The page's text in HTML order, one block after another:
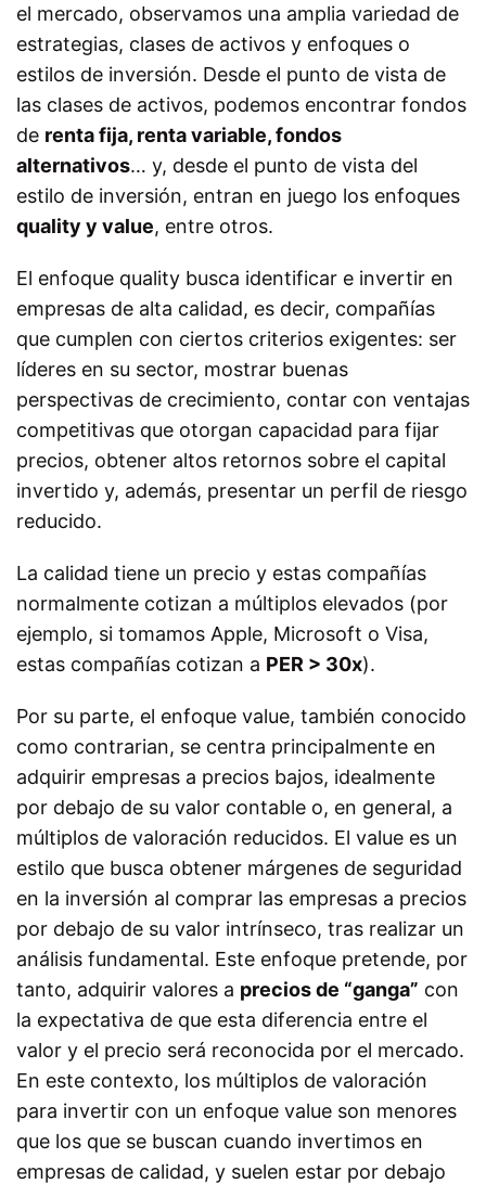
el mercado, observamos una amplia variedad de
estrategias, clases de activos y enfoques o
estilos de inversión. Desde el punto de vista de
las clases de activos, podemos encontrar fondos
de renta fija, renta variable, fondos
alternativos… y, desde el punto de vista del
estilo de inversión, entran en juego los enfoques
quality y value, entre otros.
El enfoque quality busca identificar e invertir en
empresas de alta calidad, es decir, compañías
que cumplen con ciertos criterios exigentes: ser
líderes en su sector, mostrar buenas
perspectivas de crecimiento, contar con ventajas
competitivas que otorgan capacidad para fijar
precios, obtener altos retornos sobre el capital
invertido y, además, presentar un perfil de riesgo
reducido.
La calidad tiene un precio y estas compañías
normalmente cotizan a múltiplos elevados (por
ejemplo, si tomamos Apple, Microsoft o Visa,
estas compañías cotizan a PER > 30x).
Por su parte, el enfoque value, también conocido
como contrarian, se centra principalmente en
adquirir empresas a precios bajos, idealmente
por debajo de su valor contable o, en general, a
múltiplos de valoración reducidos. El value es un
estilo que busca obtener márgenes de seguridad
en la inversión al comprar las empresas a precios
por debajo de su valor intrínseco, tras realizar un
análisis fundamental. Este enfoque pretende, por
tanto, adquirir valores a precios de “ganga” con
la expectativa de que esta diferencia entre el
valor y el precio será reconocida por el mercado.
En este contexto, los múltiplos de valoración
para invertir con un enfoque value son menores
que los que se buscan cuando invertimos en
empresas de calidad, y suelen estar por debajo